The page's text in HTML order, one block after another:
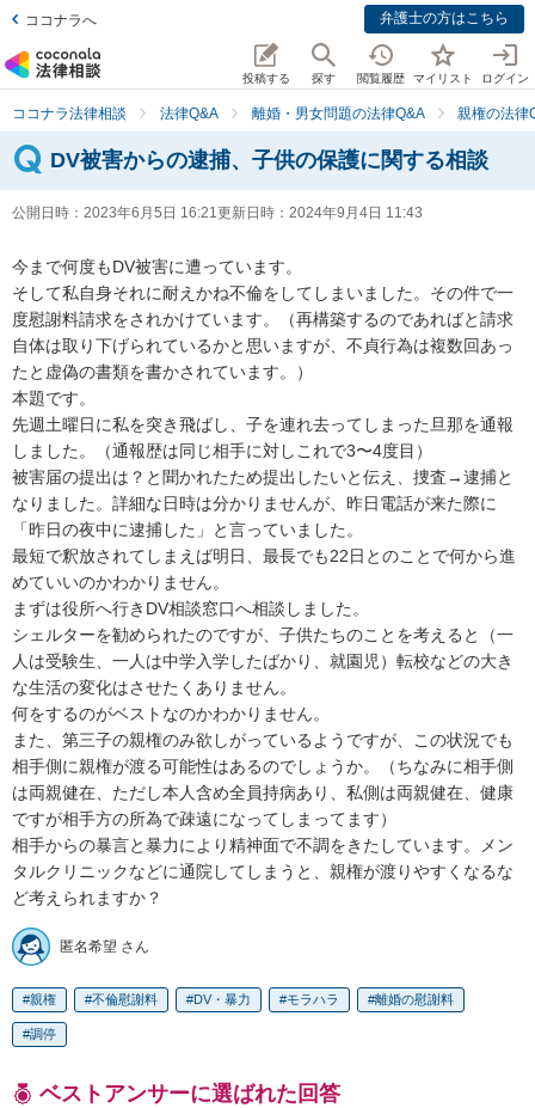
ココナラへ 弁護士の方はこちら
投稿する 探す 閲覧履歴 マイリスト ログイン
ココナラ法律相談 法律Q&A 離婚・男女問題の法律Q&A 親権の法律
DV被害からの逮捕、子供の保護に関する相談
公開日時： 2023年6月5日 16:21更新日時： 2024年9月4日 11:43
今まで何度もDV被害に遭っています。
そして私自身それに耐えかね不倫をしてしまいました。その件で一
度慰謝料請求をされかけています。（再構築するのであればと請求
自体は取り下げられているかと思いますが、不貞行為は複数回あっ
たと虚偽の書類を書かされています。）
本題です。
先週土曜日に私を突き飛ばし、子を連れ去ってしまった旦那を通報
しました。（通報歴は同じ相手に対しこれで3〜4度目）
被害届の提出は？と聞かれたため提出したいと伝え、捜査→逮捕と
なりました。詳細な日時は分かりませんが、昨日電話が来た際に
「昨日の夜中に逮捕した」と言っていました。
最短で釈放されてしまえば明日、最長でも22日とのことで何から進
めていいのかわかりません。
まずは役所へ行きDV相談窓口へ相談しました。
シェルターを勧められたのですが、子供たちのことを考えると（一
人は受験生、一人は中学入学したばかり、就園児）転校などの大き
な生活の変化はさせたくありません。
何をするのがベストなのかわかりません。
また、第三子の親権のみ欲しがっているようですが、この状況でも
相手側に親権が渡る可能性はあるのでしょうか。（ちなみに相手側
は両親健在、ただし本人含め全員持病あり、私側は両親健在、健康
ですが相手方の所為で疎遠になってしまってます）
相手からの暴言と暴力により精神面で不調をきたしています。メン
タルクリニックなどに通院してしまうと、親権が渡りやすくなるな
ど考えられますか？
匿名希望 さん
親権 不倫慰謝料 DV・暴力 モラハラ 離婚の慰謝料
調停
ベストアンサーに選ばれた回答